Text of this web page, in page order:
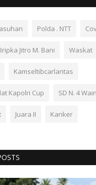
Polda . NTT
Jitro M. Bani Waskat
Kamseltibcarlantas
Kapolri Cup SD N. 4
Juara II Kanker